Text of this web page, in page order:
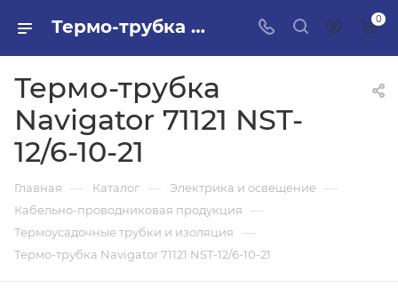
Термо-трубка Navigator 71121 NST-12/6-10-21 в ПИЛОН — купить стройматериалы в интернет-магазине ПИЛОН с доставкой оптом и в розницу 0
Термо-трубка
Navigator 71121 NST-
12/6-10-21
Главная — Каталог — Электрика и освещение —
Кабельно-проводниковая продукция —
Термоусадочные трубки и изоляция —
Термо-трубка Navigator 71121 NST-12/6-10-21